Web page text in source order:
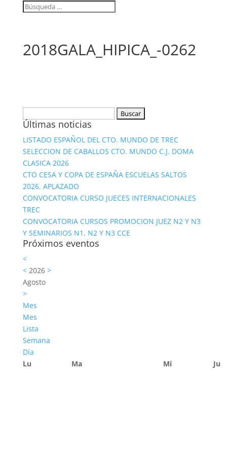
2018GALA_HIPICA_-0262
Últimas noticias
LISTADO ESPAÑOL DEL CTO. MUNDO DE TREC
SELECCION DE CABALLOS CTO. MUNDO C.J. DOMA
CLASICA 2026
CTO CESA Y COPA DE ESPAÑA ESCUELAS SALTOS
2026. APLAZADO
CONVOCATORIA CURSO JUECES INTERNACIONALES
TREC
CONVOCATORIA CURSOS PROMOCION JUEZ N2 Y N3
Y SEMINARIOS N1, N2 Y N3 CCE
Próximos eventos
<
<2026 >
Agosto
>
Mes
Mes
Lista
Semana
Día
Lu
Ma Mi Ju